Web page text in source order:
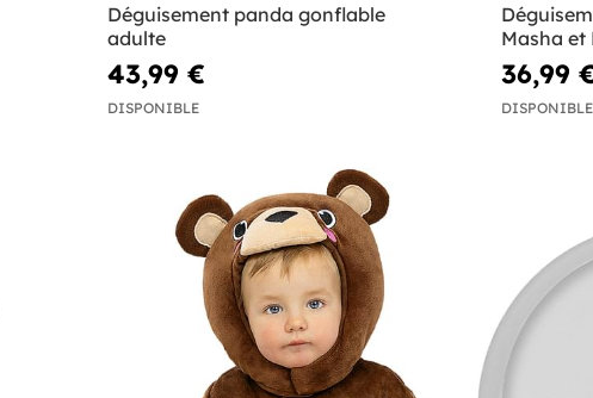
Déguisement panda gonflable
adulte
43,99 €
DISPONIBLE
Masha et
36,99
DISPONIBLE